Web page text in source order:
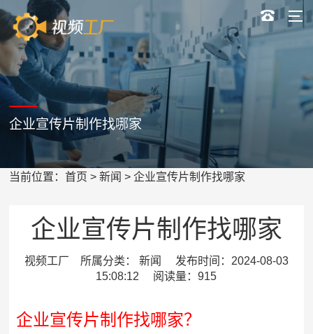
企业宣传片制作找哪家
当前位置：首页 >新闻 > 企业宣传片制作找哪家
企业宣传片制作找哪家
视频工厂 所属分类： 新闻 发布时间：2024-08-03
15:08:12 阅读量：915
企业宣传片制作找哪家？